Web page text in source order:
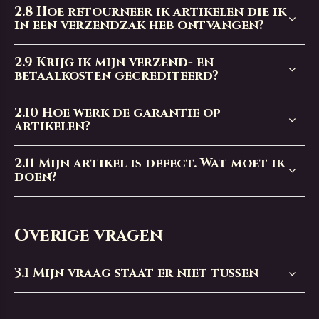
2.8 Hoe retourneer ik artikelen die ik
in een verzendzak heb ontvangen?
2.9 Krijg ik mijn verzend- en
betaalkosten gecrediteerd?
2.10 Hoe werk de garantie op
artikelen?
2.11 Mijn artikel is defect. Wat moet ik
doen?
Overige vragen
3.1 Mijn vraag staat er niet tussen